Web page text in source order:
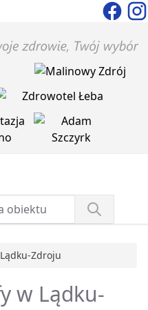
Zdroju
w Lądku-